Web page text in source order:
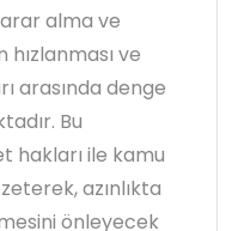
alma ve
ve
arasında denge
Bu
hakları ile kamu
azınlıkta
önleyecek